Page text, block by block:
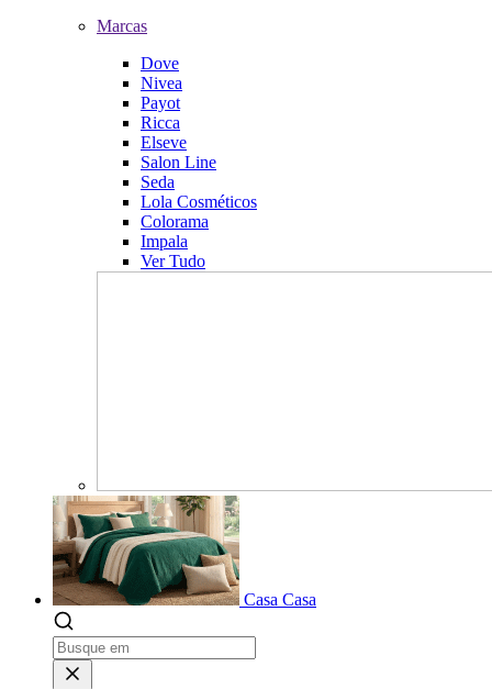
Marcas
Dove
Nivea
Payot
Ricca
Elseve
Salon Line
Seda
Lola Cosméticos
Colorama
Impala
Ver Tudo
Casa Casa